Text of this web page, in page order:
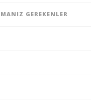
GEREKENLER